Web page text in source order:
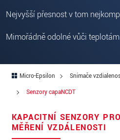
Nejvyšší přesnost v tom
Mimořádně odolné vůči
Micro-Epsilon Snímače
Senzory capaNCDT
KAPACITNÍ SENZORY
MĚŘENÍ VZDÁLENOSTI
PSČ
Telefon
E-Mail*
Vaša správa*